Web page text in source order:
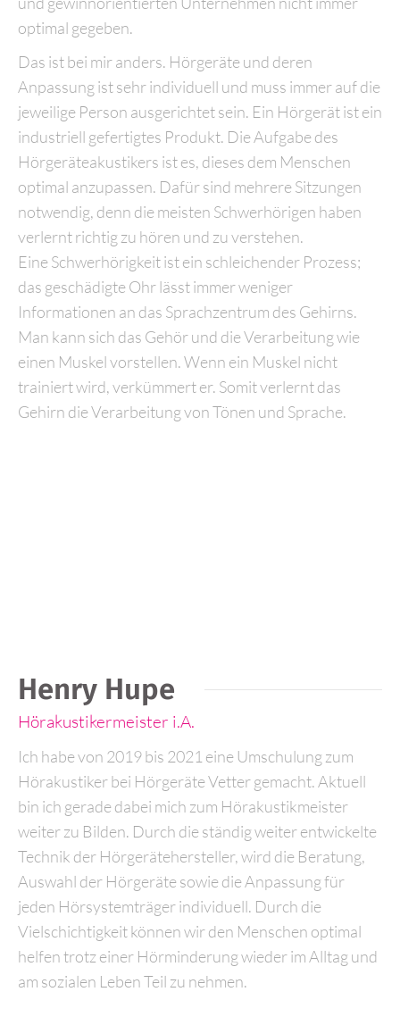
optimal gegeben.
Das ist bei mir anders. Hörgeräte und deren
Anpassung ist sehr individuell und muss immer auf die
jeweilige Person ausgerichtet sein. Ein Hörgerät ist ein
industriell gefertigtes Produkt. Die Aufgabe des
Hörgeräteakustikers ist es, dieses dem Menschen
optimal anzupassen. Dafür sind mehrere Sitzungen
notwendig, denn die meisten Schwerhörigen haben
verlernt richtig zu hören und zu verstehen.
Eine Schwerhörigkeit ist ein schleichender Prozess;
das geschädigte Ohr lässt immer weniger
Informationen an das Sprachzentrum des Gehirns.
Man kann sich das Gehör und die Verarbeitung wie
einen Muskel vorstellen. Wenn ein Muskel nicht
trainiert wird, verkümmert er. Somit verlernt das
Gehirn die Verarbeitung von Tönen und Sprache.
Henry Hupe
Hörakustikermeister i.A.
Ich habe von 2019 bis 2021 eine Umschulung zum
Hörakustiker bei Hörgeräte Vetter gemacht. Aktuell
bin ich gerade dabei mich zum Hörakustikmeister
weiter zu Bilden. Durch die ständig weiter entwickelte
Technik der Hörgerätehersteller, wird die Beratung,
Auswahl der Hörgeräte sowie die Anpassung für
jeden Hörsystemträger individuell. Durch die
Vielschichtigkeit können wir den Menschen optimal
helfen trotz einer Hörminderung wieder im Alltag und
am sozialen Leben Teil zu nehmen.